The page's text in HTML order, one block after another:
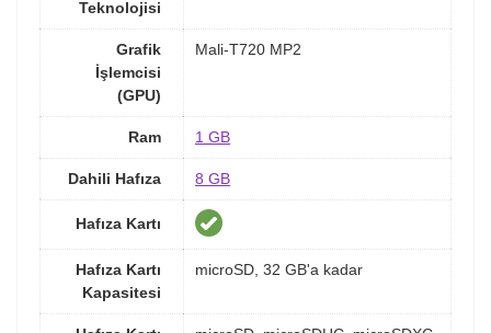
Teknolojisi
Grafik
İşlemcisi
(GPU)
Mali-T720 MP2
Ram 1 GB
Dahili Hafıza 8 GB
Hafıza Kartı
Hafıza Kartı
Kapasitesi
microSD, 32 GB'a kadar